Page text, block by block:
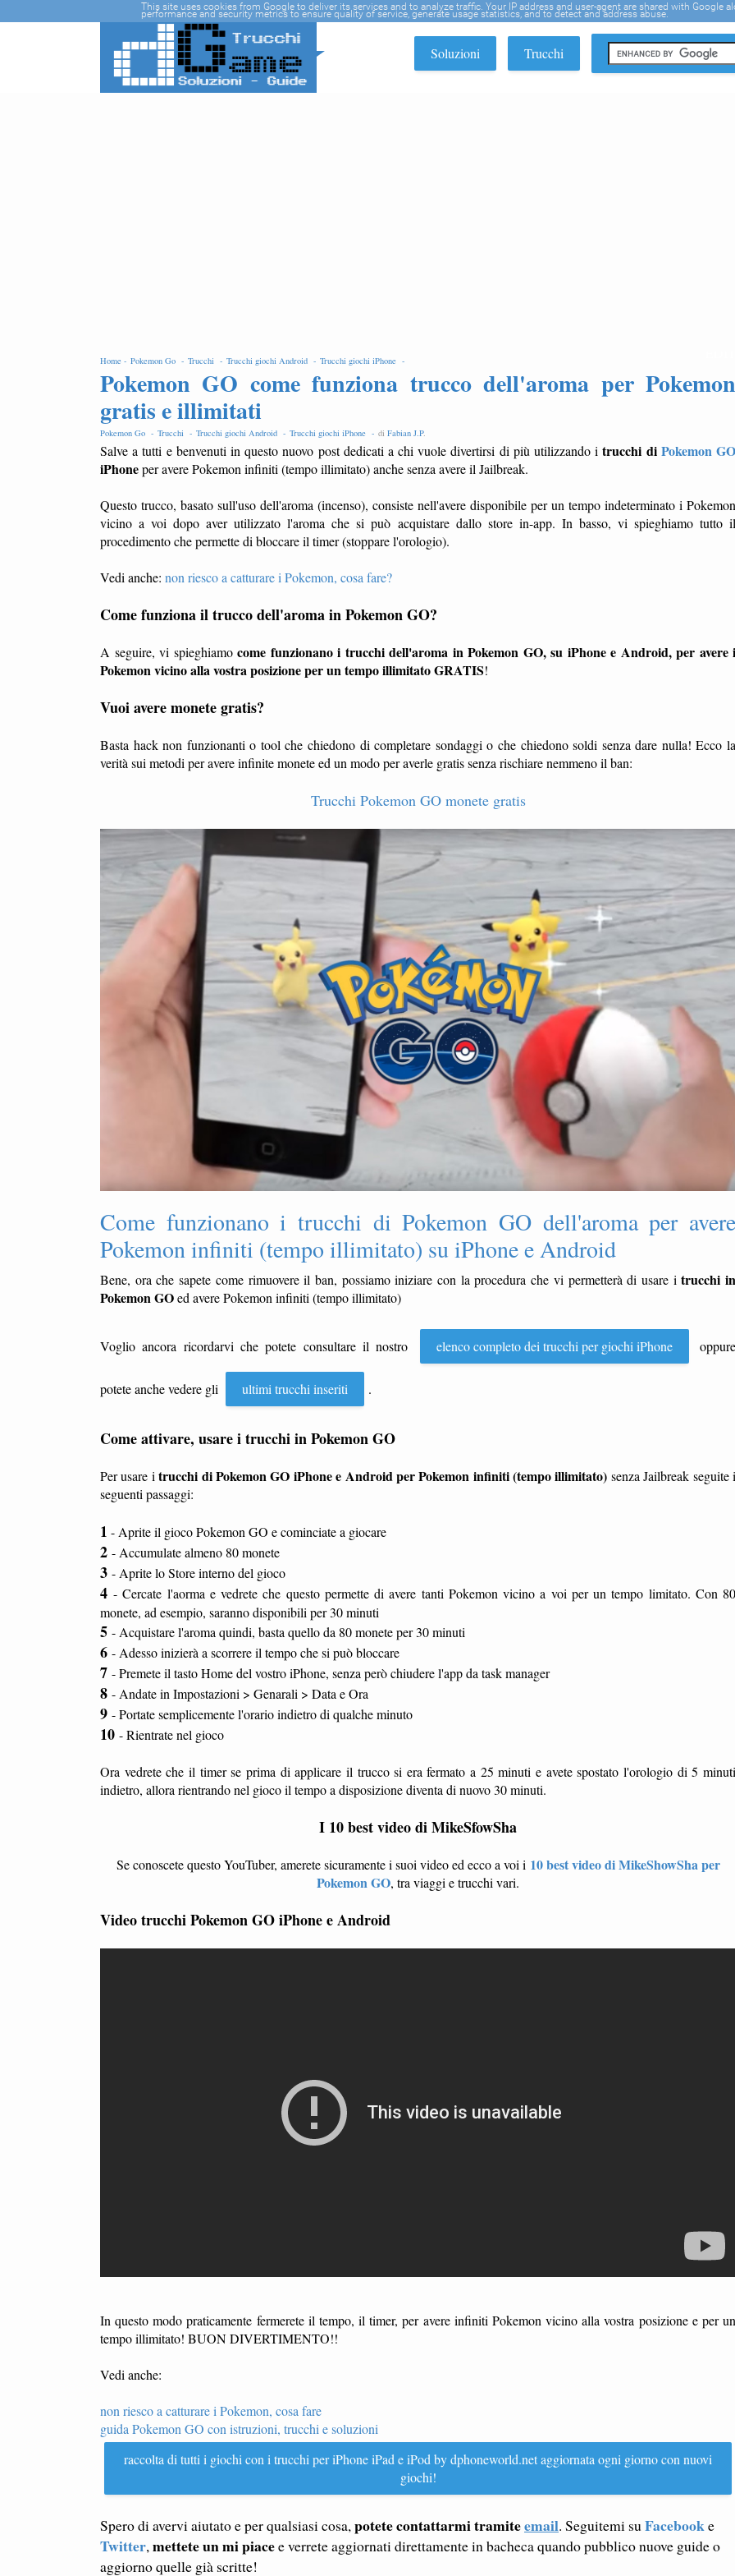
Soluzioni Trucchi
Home - Pokemon Go - Trucchi - Trucchi giochi Android - Trucchi giochi iPhone -
Pokemon GO come funziona trucco dell'aroma per Pokemon
gratis e illimitati
Pokemon Go - Trucchi - Trucchi giochi Android - Trucchi giochi iPhone - di Fabian J.P.
Salve a tutti e benvenuti in questo nuovo post dedicati a chi vuole divertirsi di più utilizzando itrucchi di Pokemon
iPhoneper avere Pokemon infiniti (tempo illimitato) anche senza avere il Jailbreak.
Questo trucco, basato sull'uso dell'aroma (incenso), consiste nell'avere disponibile per un tempo indeterminato i Pokemon
vicino a voi dopo aver utilizzato l'aroma che si può acquistare dallo store in-app. In basso, vi spieghiamo tutto il
procedimento che permette di bloccare il timer (stoppare l'orologio).
Vedi anche: non riesco a catturare i Pokemon, cosa fare?
Come funziona il trucco dell'aroma in Pokemon GO?
A seguire, vi spieghiamo come funzionano i trucchi dell'aroma in Pokemon GO, su iPhone e Android, per avere i
Pokemon vicino alla vostra posizione per un tempo illimitato GRATIS!
Vuoi avere monete gratis?
Basta hack non funzionanti o tool che chiedono di completare sondaggi o che chiedono soldi senza dare nulla! Ecco la
verità sui metodi per avere infinite monete ed un modo per averle gratis senza rischiare nemmeno il ban:
Trucchi Pokemon GO monete gratis
Come funzionano i trucchi di Pokemon GO dell'aroma per avere
Pokemon infiniti (tempo illimitato) su iPhone e Android
Bene, ora che sapete come rimuovere il ban, possiamo iniziare con la procedura che vi permetterà di usare itrucchi
Pokemon GOed avere Pokemon infiniti (tempo illimitato)
Voglio ancora ricordarvi che potete consultare il nostro elenco completo dei trucchi per giochi iPhone
potete anche vedere gli ultimi trucchi inseriti .
Come attivare, usare i trucchi in Pokemon GO
Per usare itrucchi di Pokemon GO iPhone e Android per Pokemon infiniti (tempo illimitato) senza Jailbreak seguite
seguenti passaggi:
1 - Aprite il gioco Pokemon GO e cominciate a giocare
2 - Accumulate almeno 80 monete
3 - Aprite lo Store interno del gioco
4 - Cercate l'aorma e vedrete che questo permette di avere tanti Pokemon vicino a voi per un tempo limitato. Con 80
monete, ad esempio, saranno disponibili per 30 minuti
5 - Acquistare l'aroma quindi, basta quello da 80 monete per 30 minuti
6 - Adesso inizierà a scorrere il tempo che si può bloccare
7 - Premete il tasto Home del vostro iPhone, senza però chiudere l'app da task manager
8 - Andate in Impostazioni > Genarali > Data e Ora
9 - Portate semplicemente l'orario indietro di qualche minuto
10 - Rientrate nel gioco
Ora vedrete che il timer se prima di applicare il trucco si era fermato a 25 minuti e avete spostato l'orologio di 5 minuti
indietro, allora rientrando nel gioco il tempo a disposizione diventa di nuovo 30 minuti.
I 10 best video di MikeSfowSha
Se conoscete questo YouTuber, amerete sicuramente i suoi video ed ecco a voi i 10 best video di MikeShowSha per
Pokemon GO, tra viaggi e trucchi vari.
Video trucchi Pokemon GO iPhone e Android
In questo modo praticamente fermerete il tempo, il timer, per avere infiniti Pokemon vicino alla vostra posizione e per un
tempo illimitato! BUON DIVERTIMENTO!!
Vedi anche:
non riesco a catturare i Pokemon, cosa fare
guida Pokemon GO con istruzioni, trucchi e soluzioni
raccolta di tutti i giochi con i trucchi per iPhone iPad e iPod by dphoneworld.net aggiornata ogni giorno con nuovi
giochi!
Spero di avervi aiutato e per qualsiasi cosa,potete contattarmi tramiteemail. Seguitemi suFacebooke
Twitter,mettete un mi piacee verrete aggiornati direttamente in bacheca quando pubblico nuove guide o
aggiorno quelle già scritte!
This site uses cookies from Google to deliver its services and to analyze traffic. Your IP address and user-agent are shared with Google
performance and security metrics to ensure quality of service, generate usage statistics, and to detect and address abuse.